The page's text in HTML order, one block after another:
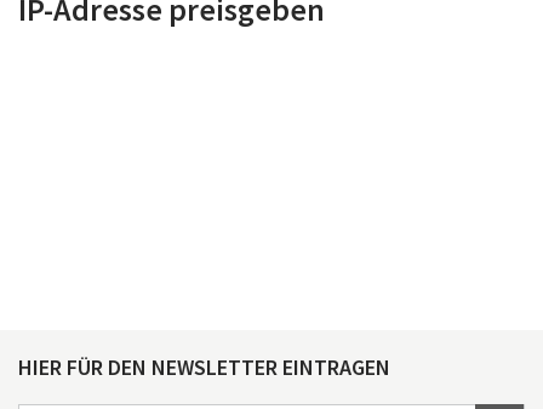
IP-Adresse preisgeben
HIER FÜR DEN NEWSLETTER EINTRAGEN